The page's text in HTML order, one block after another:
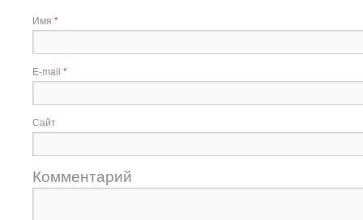
Имя *
E-mail *
Сайт
Комментарий